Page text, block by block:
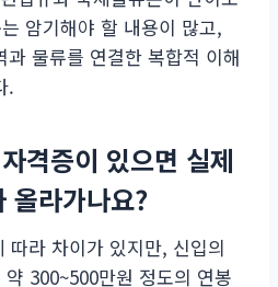
암기해야 할 내용이 많고,
물류를 연결한 복합적 이해
.
격증이 있으면 실제
올라가나요?
따라 차이가 있지만, 신입의
300~500만원 정도의 연봉